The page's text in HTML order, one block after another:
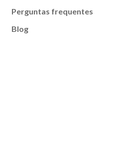
Perguntas frequentes
Blog